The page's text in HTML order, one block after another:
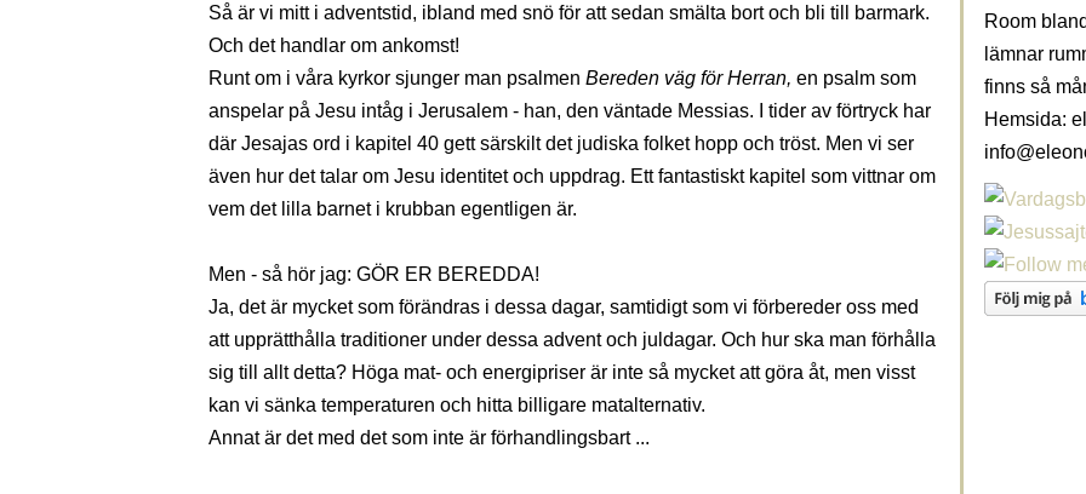
Så är vi mitt i adventstid, ibland med snö för att sedan smälta bort och bli till barmark.
Och det handlar om ankomst!
Runt om i våra kyrkor sjunger man psalmen Bereden väg för Herran, en psalm som
anspelar på Jesu intåg i Jerusalem - han, den väntade Messias. I tider av förtryck har
där Jesajas ord i kapitel 40 gett särskilt det judiska folket hopp och tröst. Men vi ser
även hur det talar om Jesu identitet och uppdrag. Ett fantastiskt kapitel som vittnar om
vem det lilla barnet i krubban egentligen är.
Men - så hör jag: GÖR ER BEREDDA!
Ja, det är mycket som förändras i dessa dagar, samtidigt som vi förbereder oss med
att upprätthålla traditioner under dessa advent och juldagar. Och hur ska man förhålla
sig till allt detta? Höga mat- och energipriser är inte så mycket att göra åt, men visst
kan vi sänka temperaturen och hitta billigare matalternativ.
Annat är det med det som inte är förhandlingsbart ...
Room
lämnar
finns så
Hemsida: